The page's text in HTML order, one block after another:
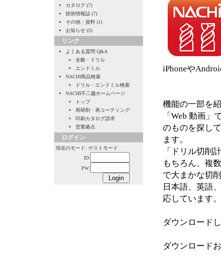
カタログ (7)
技術情報誌 (7)
その他・資料 (1)
お知らせ (5)
リンク
よくある質問 Q&A
全般・ドリル
エンドミル
NACHI商品検索
ドリル・エンドミル検索
NACHI不二越ホームページ
トップ
再研削・再コーティング
印刷カタログ請求
営業拠点
ログイン
現在のモード: ゲストモード
ID:
PW:
iPhoneや
機能の一部を
「Web 動画
のものを探し
ます。
「ドリル切削
もちろん、複
で大まかな切
日本語、英語
応しています。
ダウンロード
ダウンロード